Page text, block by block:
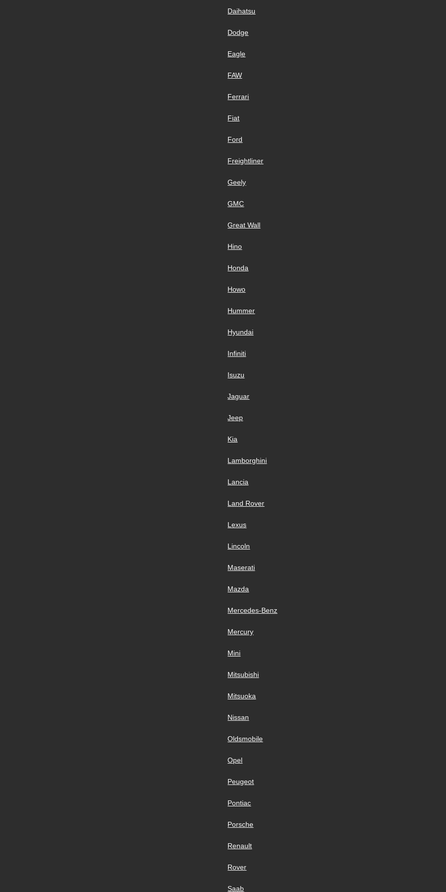
Daihatsu
Dodge
Eagle
FAW
Ferrari
Fiat
Ford
Freightliner
Geely
GMC
Great Wall
Hino
Honda
Howo
Hummer
Hyundai
Infiniti
Isuzu
Jaguar
Jeep
Kia
Lamborghini
Lancia
Land Rover
Lexus
Lincoln
Maserati
Mazda
Mercedes-Benz
Mercury
Mini
Mitsubishi
Mitsuoka
Nissan
Oldsmobile
Opel
Peugeot
Pontiac
Porsche
Renault
Rover
Saab